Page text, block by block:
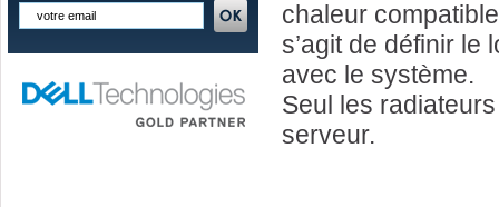
chaleur
s’agit de définir le
avec le système.
Seul les
serveur.